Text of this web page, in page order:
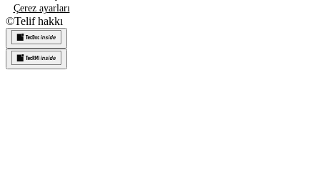
Çerez ayarları
©Telif hakkı